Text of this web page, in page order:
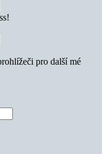
pro další mé